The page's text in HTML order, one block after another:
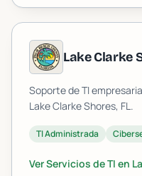
Lake Clarke
Soporte de TI
Lake Clarke Shores, FL.
TI Administrada
Ver Servicios de TI en